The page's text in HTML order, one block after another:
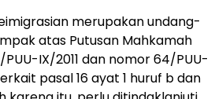
merupakan undang-
atas Putusan Mahkamah
IX/2011 dan nomor 64/PUU-
pasal 16 ayat 1 huruf b dan